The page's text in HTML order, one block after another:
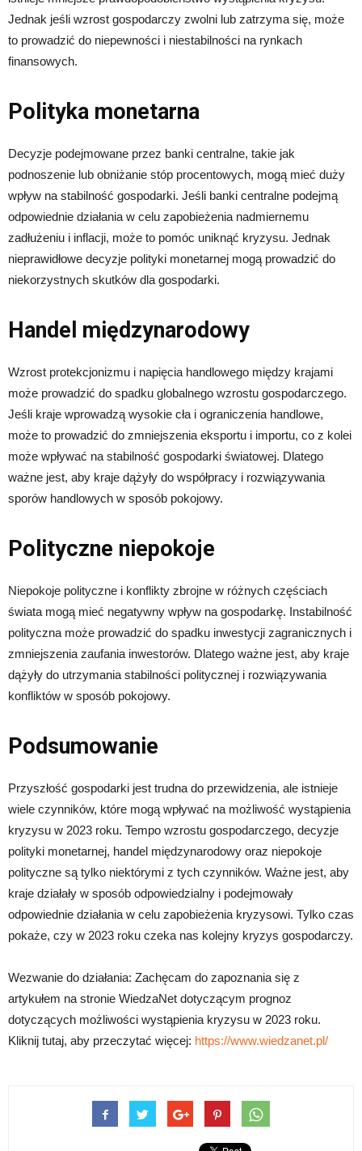
Jednak jeśli wzrost gospodarczy zwolni lub zatrzyma się, może
to prowadzić do niepewności i niestabilności na rynkach
finansowych.
Polityka monetarna
Decyzje podejmowane przez banki centralne, takie jak
podnoszenie lub obniżanie stóp procentowych, mogą mieć duży
wpływ na stabilność gospodarki. Jeśli banki centralne podejmą
odpowiednie działania w celu zapobieżenia nadmiernemu
zadłużeniu i inflacji, może to pomóc uniknąć kryzysu. Jednak
nieprawidłowe decyzje polityki monetarnej mogą prowadzić do
niekorzystnych skutków dla gospodarki.
Handel międzynarodowy
Wzrost protekcjonizmu i napięcia handlowego między krajami
może prowadzić do spadku globalnego wzrostu gospodarczego.
Jeśli kraje wprowadzą wysokie cła i ograniczenia handlowe,
może to prowadzić do zmniejszenia eksportu i importu, co z kolei
może wpływać na stabilność gospodarki światowej. Dlatego
ważne jest, aby kraje dążyły do współpracy i rozwiązywania
sporów handlowych w sposób pokojowy.
Polityczne niepokoje
Niepokoje polityczne i konflikty zbrojne w różnych częściach
świata mogą mieć negatywny wpływ na gospodarkę. Instabilność
polityczna może prowadzić do spadku inwestycji zagranicznych i
zmniejszenia zaufania inwestorów. Dlatego ważne jest, aby kraje
dążyły do utrzymania stabilności politycznej i rozwiązywania
konfliktów w sposób pokojowy.
Podsumowanie
Przyszłość gospodarki jest trudna do przewidzenia, ale istnieje
wiele czynników, które mogą wpływać na możliwość wystąpienia
kryzysu w 2023 roku. Tempo wzrostu gospodarczego, decyzje
polityki monetarnej, handel międzynarodowy oraz niepokoje
polityczne są tylko niektórymi z tych czynników. Ważne jest, aby
kraje działały w sposób odpowiedzialny i podejmowały
odpowiednie działania w celu zapobieżenia kryzysowi. Tylko czas
pokaże, czy w 2023 roku czeka nas kolejny kryzys gospodarczy.
Wezwanie do działania: Zachęcam do zapoznania się z
artykułem na stronie WiedzaNet dotyczącym prognoz
dotyczących możliwości wystąpienia kryzysu w 2023 roku.
Kliknij tutaj, aby przeczytać więcej: https://www.wiedzanet.pl/